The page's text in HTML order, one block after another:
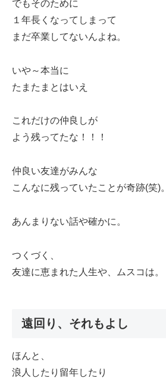
でもそのために
１年長くなってしまって
まだ卒業してないんよね。
いや～本当に
たまたまとはいえ
これだけの仲良しが
よう残ってたな！！！
仲良い友達がみんな
こんなに残っていたことが奇跡(笑)。
あんまりない話や確かに。
つくづく、
友達に恵まれた人生や、ムスコは。
遠回り、それもよし
ほんと、
浪人したり留年したり